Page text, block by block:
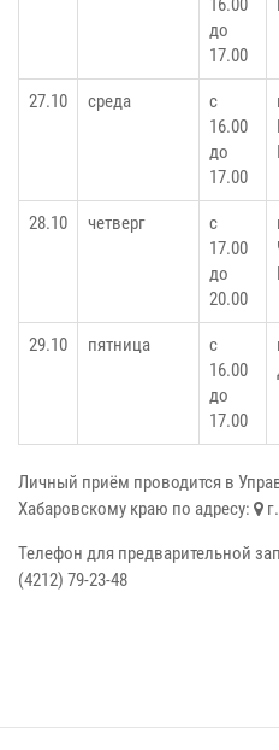
16.00
до
17.00
27.10 среда
с
16.00
до
17.00
28.10 четверг
с
17.00
до
20.00
29.10 пятница
с
16.00
до
17.00
Личный приём проводится в
Хабаровскому краю по адресу:
Телефон для предварительной
(4212) 79-23-48